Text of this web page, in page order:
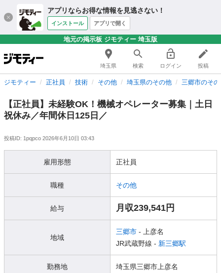
アプリならお得な情報を見逃さない！
インストール アプリで開く
地元の掲示板 ジモティー 埼玉版
埼玉県 検索 ログイン 投稿
ジモティー 正社員 技術 その他 埼玉県のその他 三郷市のそ
【正社員】未経験OK！機械オペレーター募集｜土日
祝休み／年間休日125日／
投稿ID: 1pqpco 2026年6月10日 03:43
雇用形態 正社員
職種 その他
給与 月収239,541円
地域
三郷市 - 上彦名
JR武蔵野線 - 新三郷駅
勤務地 埼玉県三郷市上彦名